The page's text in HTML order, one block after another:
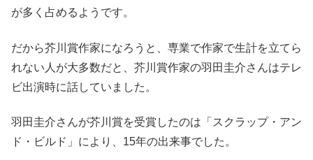
が多く占めるようです。
だから芥川賞作家になろうと、専業で作家で生計を立てら
れない人が大多数だと、芥川賞作家の羽田圭介さんはテレ
ビ出演時に話していました。
羽田圭介さんが芥川賞を受賞したのは「スクラップ・アン
ド・ビルド」により、15年の出来事でした。